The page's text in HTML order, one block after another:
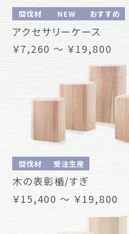
間伐材 NEW おすすめ
アクセサリーケース
￥7,260 ～ ￥19,800
間伐材 受注生産
木の表彰楯/すぎ
￥15,400 ～ ￥19,800